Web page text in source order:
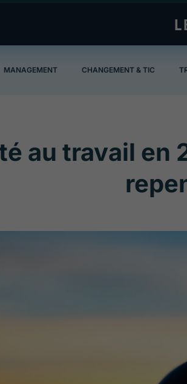
MANAGEMENT CHANGEMENT & TIC
au travail en